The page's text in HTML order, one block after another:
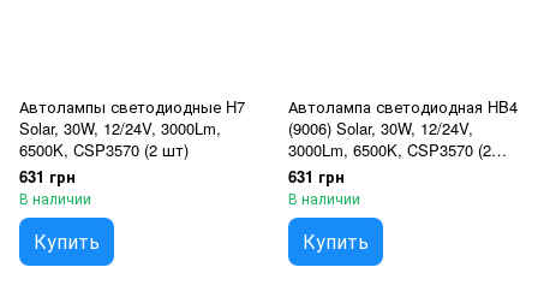
Автолампы светодиодные H7
Solar, 30W, 12/24V, 3000Lm,
6500K, CSP3570 (2 шт)
631 грн
В наличии
Купить
Автолампа светодиодная HB4
(9006) Solar, 30W, 12/24V,
3000Lm, 6500K, CSP3570 (2
шт)
631 грн
В наличии
Купить